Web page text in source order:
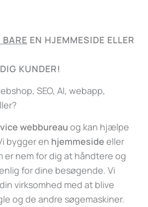
BARE EN HJEMMESIDE ELLER
KUNDER!
SEO, AI, webapp,
webbureau og kan hjælpe
bygger en hjemmeside eller
er nem for dig at håndtere og
for dine besøgende. Vi
virksomhed med at blive
og de andre søgemaskiner.